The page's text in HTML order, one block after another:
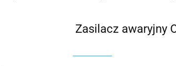
Zasilacz awaryjny